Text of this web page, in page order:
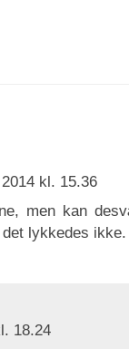
kl. 15.36
men kan
lykkedes
18.24